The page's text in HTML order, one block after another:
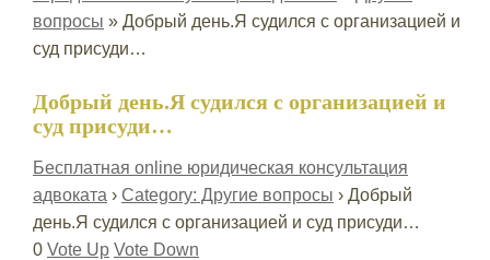
вопросы » Добрый день.Я судился с организацией и
суд присуди…
Добрый день.Я судился с организацией и
суд присуди…
Бесплатная online юридическая консультация
адвоката › Category: Другие вопросы › Добрый
день.Я судился с организацией и суд присуди…
0 Vote Up Vote Down